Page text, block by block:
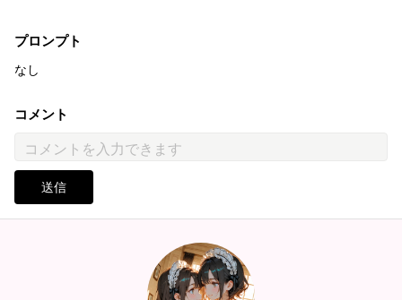
プロンプト
なし
コメント
送信